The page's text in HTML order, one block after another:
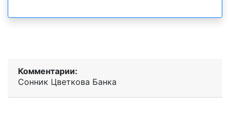
Комментарии:
Сонник Цветкова Банка